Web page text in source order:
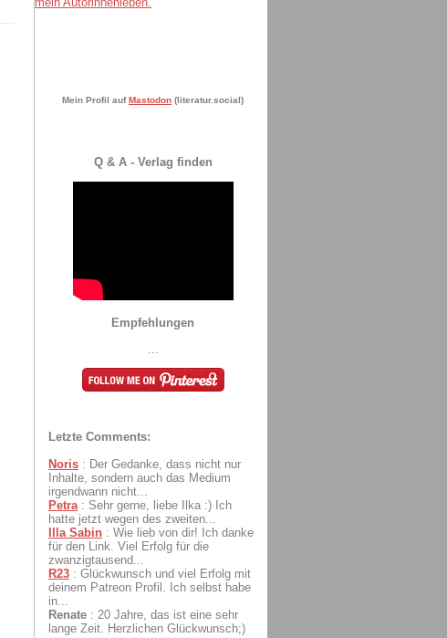
Mein Profil auf Mastodon (literatur.social)
Q & A - Verlag finden
Empfehlungen
Letzte Comments:
Noris : Der Gedanke, dass nicht nur
Inhalte, sondern auch das Medium
irgendwann nicht...
Petra : Sehr gerne, liebe Ilka :) Ich
hatte jetzt wegen des zweiten...
Illa Sabin : Wie lieb von dir! Ich danke
für den Link. Viel Erfolg für die
zwanzigtausend...
R23 : Glückwunsch und viel Erfolg mit
deinem Patreon Profil. Ich selbst habe
in...
Renate : 20 Jahre, das ist eine sehr
lange Zeit. Herzlichen Glückwunsch;)